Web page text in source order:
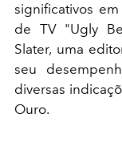
significativos
de TV "Ugly
Slater, uma
seu
diversas
Ouro.